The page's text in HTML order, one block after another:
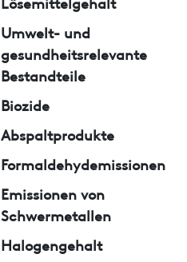
Umwelt- und
gesundheitsrelevante
Bestandteile
Biozide
Abspaltprodukte
Formaldehydemissionen
Emissionen von
Schwermetallen
Halogengehalt